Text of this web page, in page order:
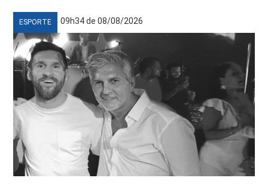
ESPORTE 09h34 de 08/08/2026